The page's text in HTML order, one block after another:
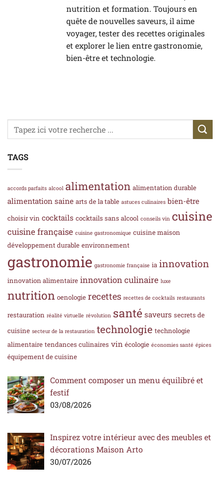
nutrition et formation. Toujours en
quête de nouvelles saveurs, il aime
voyager, tester des recettes originales
et explorer le lien entre gastronomie,
bien-être et technologie.
TAGS
accords parfaits alcool alimentation alimentation durable
alimentation saine arts de la table astuces culinaires bien-être
choisir vin cocktails cocktails sans alcool conseils vin cuisine
cuisine française cuisine gastronomique cuisine maison
développement durable environnement
gastronomie gastronomie française ia innovation
innovation alimentaire innovation culinaire luxe
nutrition oenologie recettes recettes de cocktails restaurants
restauration réalité virtuelle révolution santé saveurs secrets de
cuisine secteur de la restauration technologie technologie
alimentaire tendances culinaires vin écologie économies santé épices
équipement de cuisine
Comment composer un menu équilibré et
festif
03/08/2026
Inspirez votre intérieur avec des meubles et
décorations Maison Arto
30/07/2026